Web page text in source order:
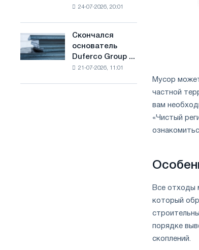
положительную
втором
полугодии
мерам
24-07-2026, 20:01
Скончался
основатель
Duferco
Скончался
основатель
Duferco Group ...
21-07-2026, 11:01
Мусор
частной
вам
«Чистый
Все отходы
который
порядке
скоплений.